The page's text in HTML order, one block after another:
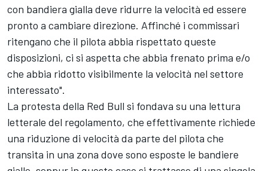
con bandiera gialla deve ridurre la velocità ed essere
pronto a cambiare direzione. Affinché i commissari
ritengano che il pilota abbia rispettato queste
disposizioni, ci si aspetta che abbia frenato prima e/o
che abbia ridotto visibilmente la velocità nel settore
interessato".
La protesta della Red Bull si fondava su una lettura
letterale del regolamento, che effettivamente richiede
una riduzione di velocità da parte del pilota che
transita in una zona dove sono esposte le bandiere